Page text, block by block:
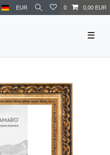
EUR 0 0,00 EUR
☰